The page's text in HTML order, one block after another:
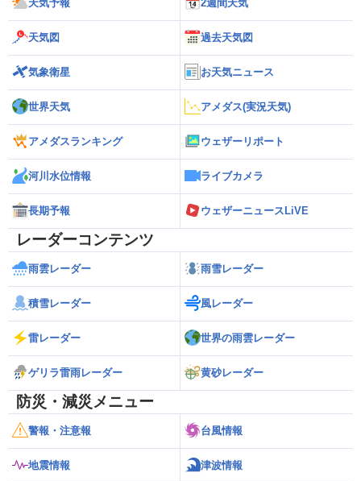
天気予報 2週間天気
天気図 過去天気図
気象衛星 お天気ニュース
世界天気 アメダス(実況天気)
アメダスランキング ウェザーリポート
河川水位情報 ライブカメラ
長期予報 ウェザーニュースLiVE
レーダーコンテンツ
雨雲レーダー 雨雪レーダー
積雪レーダー 風レーダー
雷レーダー 世界の雨雲レーダー
ゲリラ雷雨レーダー 黄砂レーダー
防災・減災メニュー
警報・注意報 台風情報
地震情報 津波情報